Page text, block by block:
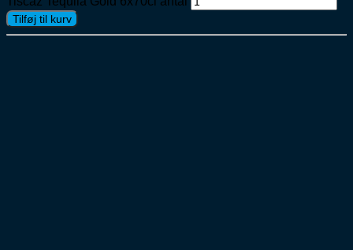
Tilføj til kurv